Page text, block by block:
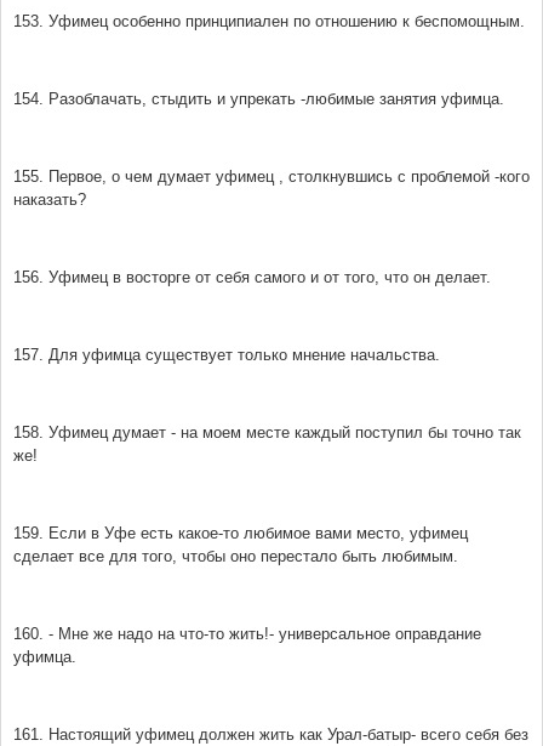
153. Уфимец особенно принципиален по отношению к беспомощным.
154. Разоблачать, стыдить и упрекать -любимые занятия уфимца.
155. Первое, о чем думает уфимец , столкнувшись с проблемой -кого
наказать?
156. Уфимец в восторге от себя самого и от того, что он делает.
157. Для уфимца существует только мнение начальства.
158. Уфимец думает - на моем месте каждый поступил бы точно так
же!
159. Если в Уфе есть какое-то любимое вами место, уфимец
сделает все для того, чтобы оно перестало быть любимым.
160. - Мне же надо на что-то жить!- универсальное оправдание
уфимца.
161. Настоящий уфимец должен жить как Урал-батыр- всего себя без